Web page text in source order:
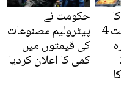
پاکستان سمیت 4
حکومت نے
پیٹرولیم مصنوعات
کی قیمتوں میں
کمی کا اعلان کردیا